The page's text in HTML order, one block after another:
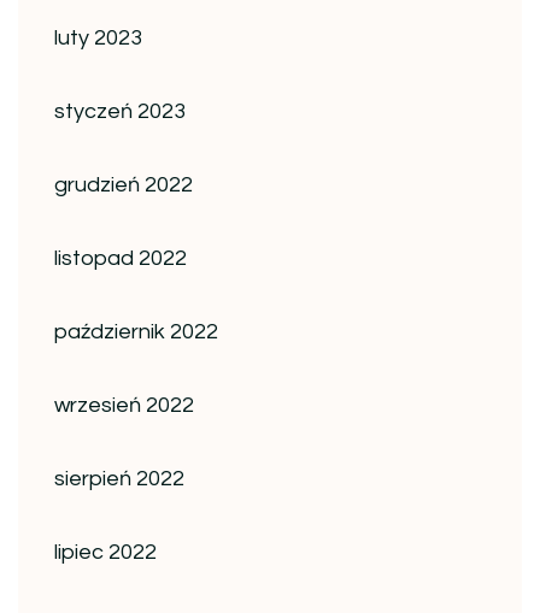
luty 2023
styczeń 2023
grudzień 2022
listopad 2022
październik 2022
wrzesień 2022
sierpień 2022
lipiec 2022